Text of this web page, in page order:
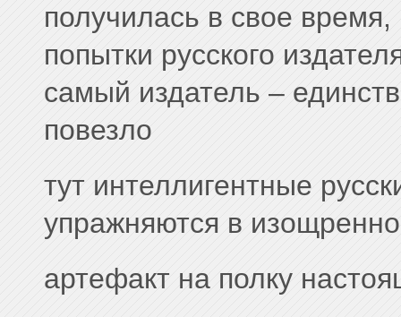
получилась в свое
попытки русского
самый издатель –
повезло
тут интеллигентные
упражняются в
артефакт на полку